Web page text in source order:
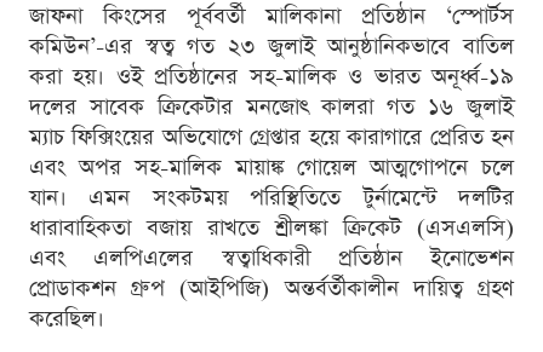
জাফনা কিংসের পূর্ববর্তী মালিকানা প্রতিষ্ঠান ‘স্পোর্টস
কমিউন’-এর স্বত্ব গত ২৩ জুলাই আনুষ্ঠানিকভাবে বাতিল
করা হয়। ওই প্রতিষ্ঠানের সহ-মালিক ও ভারত অনূর্ধ্ব-১৯
দলের সাবেক ক্রিকেটার মনজোৎ কালরা গত ১৬ জুলাই
ম্যাচ ফিক্সিংয়ের অভিযোগে গ্রেপ্তার হয়ে কারাগারে প্রেরিত হন
এবং অপর সহ-মালিক মায়াঙ্ক গোয়েল আত্মগোপনে চলে
যান। এমন সংকটময় পরিস্থিতিতে টুর্নামেন্টে দলটির
ধারাবাহিকতা বজায় রাখতে শ্রীলঙ্কা ক্রিকেট (এসএলসি)
এবং এলপিএলের স্বত্বাধিকারী প্রতিষ্ঠান ইনোভেশন
প্রোডাকশন গ্রুপ (আইপিজি) অন্তর্বর্তীকালীন দায়িত্ব গ্রহণ
করেছিল।